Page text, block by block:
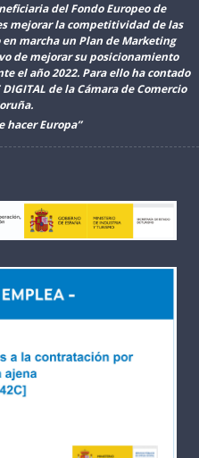
del Fondo Europeo de
mejorar la competitividad de las
marcha un Plan de Marketing
de mejorar su posicionamiento
el año 2022. Para ello ha contado
de la Cámara de Comercio
hacer Europa”